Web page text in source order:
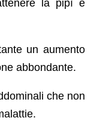
la pipì e
un aumento
abbondante.
che non